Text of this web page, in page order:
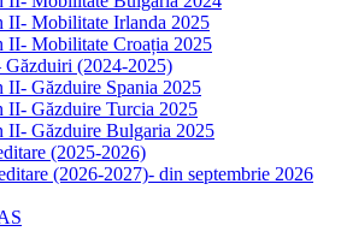
II- Mobilitate Irlanda 2025
II- Mobilitate Croația 2025
(2024-2025)
II- Găzduire Spania 2025
II- Găzduire Turcia 2025
II- Găzduire Bulgaria 2025
(2025-2026)
(2026-2027)- din septembrie 2026